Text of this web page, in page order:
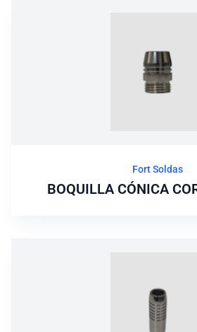
Fort Soldas
BOQUILLA CÓNICA